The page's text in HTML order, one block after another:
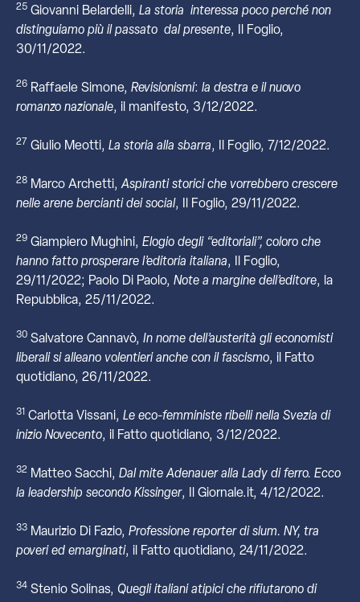
25 Giovanni Belardelli, La storia interessa poco perché non
distinguiamo più il passato dal presente, Il Foglio,
30/11/2022.
26 Raffaele Simone, Revisionismi: la destra e il nuovo
romanzo nazionale, il manifesto, 3/12/2022.
27 Giulio Meotti, La storia alla sbarra, Il Foglio, 7/12/2022.
28 Marco Archetti,Aspiranti storici che vorrebbero crescere
nelle arene bercianti dei social, Il Foglio, 29/11/2022.
29 Giampiero Mughini, Elogio degli “editoriali”, coloro che
hanno fatto prosperare l’editoria italiana, Il Foglio,
29/11/2022; Paolo Di Paolo, Note a margine dell’editore, la
Repubblica, 25/11/2022.
30 Salvatore Cannavò, In nome dell’austerità gli economisti
liberali si alleano volentieri anche con il fascismo, il Fatto
quotidiano, 26/11/2022.
31 Carlotta Vissani, Le eco-femministe ribelli nella Svezia di
inizio Novecento, il Fatto quotidiano, 3/12/2022.
32 Matteo Sacchi, Dal mite Adenauer alla Lady di ferro. Ecco
la leadership secondo Kissinger, Il Giornale.it, 4/12/2022.
33 Maurizio Di Fazio, Professione reporter di slum. NY, tra
poveri ed emarginati, il Fatto quotidiano, 24/11/2022.
34 Stenio Solinas, Quegli italiani atipici che rifiutarono di